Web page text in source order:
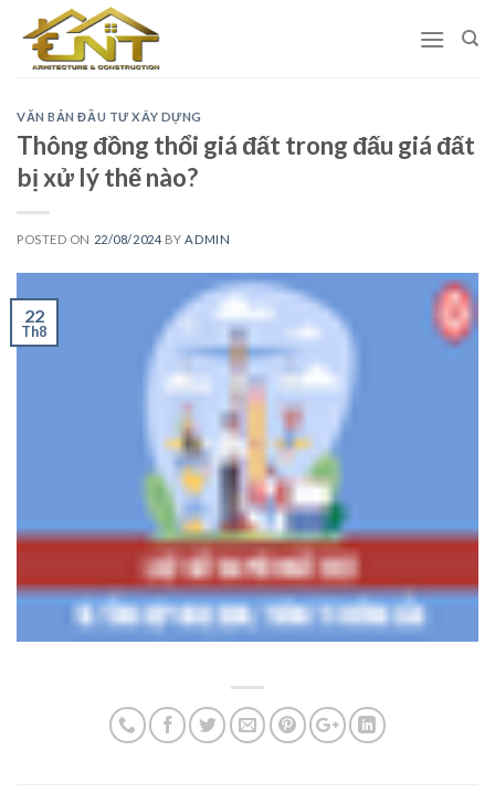
content
VĂN BẢN ĐẦU TƯ XÂY DỰNG
Thông đồng thổi giá đất trong đấu giá đất
bị xử lý thế nào?
POSTED ON 22/08/2024 BY ADMIN
22
Th8